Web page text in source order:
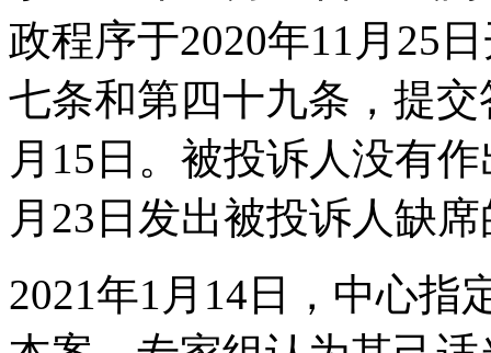
政程序于2020年11月25
七条和第四十九条，提
月15日。被投诉人没有
月23日发出被投诉人缺
2021年1月14日，中心指